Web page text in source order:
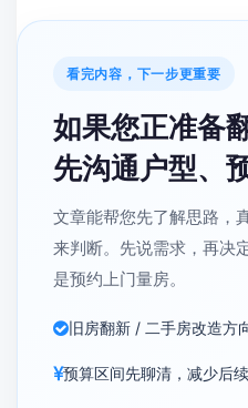
看完内容，下一步更重要
如果您正准备
先沟通户型、
文章能帮您先了解思路，
来判断。先说需求，再决
是预约上门量房。
旧房翻新 / 二手房改造方
预算区间先聊清，减少后